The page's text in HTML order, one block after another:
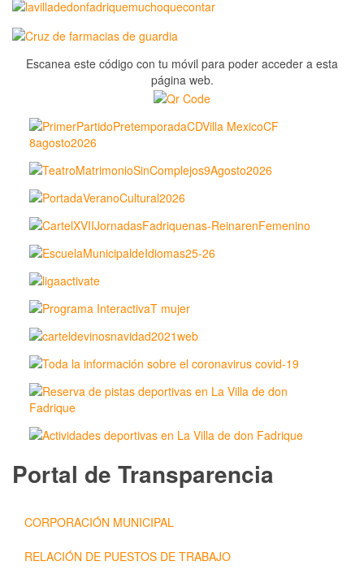
Escanea este código con tu móvil para poder acceder a esta
página web.
Portal de Transparencia
CORPORACIÓN MUNICIPAL
RELACIÓN DE PUESTOS DE TRABAJO